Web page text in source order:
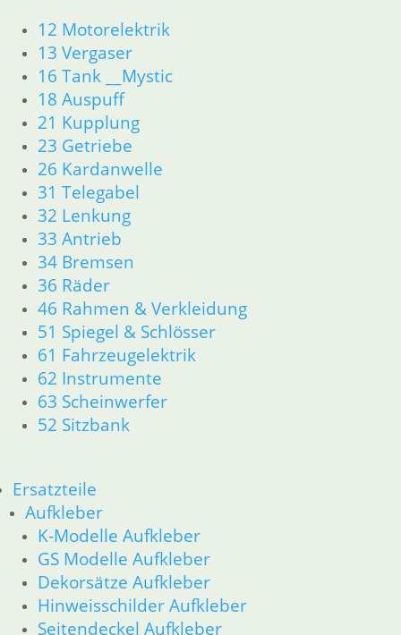
12 Motorelektrik
13 Vergaser
16 Tank __Mystic
18 Auspuff
21 Kupplung
23 Getriebe
26 Kardanwelle
31 Telegabel
32 Lenkung
33 Antrieb
34 Bremsen
36 Räder
46 Rahmen & Verkleidung
51 Spiegel & Schlösser
61 Fahrzeugelektrik
62 Instrumente
63 Scheinwerfer
52 Sitzbank
Ersatzteile
Aufkleber
K-Modelle Aufkleber
GS Modelle Aufkleber
Dekorsätze Aufkleber
Hinweisschilder Aufkleber
Seitendeckel Aufkleber
Seitendeckel Aufkleber
Motor
Zylinder/Zylinderkopf
Motorteile
Dichtungen
Motordichtungen
Antriebstrangdichtung
Getriebe
Vergaser/Kraftstoff/Tank
Vergaser
Tank
Auspuff
Bremsen
Fahrgestell
Rahmen __Fahrgestell
Gabel __Fahrgestell
Räder __Fahrgestell
Antrieb
Elektrik
Fahrgestellelektrik
Scheinwerfer & Instrument
Zubehör
Zubehör und Wartung
Products
search
Alle Preise inkl. der gesetzl. MwSt. und zzgl. Versand_
Service